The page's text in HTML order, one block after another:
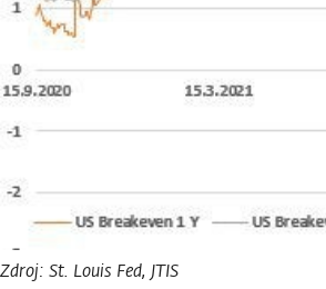
Zdroj: St. Louis Fed, JTIS